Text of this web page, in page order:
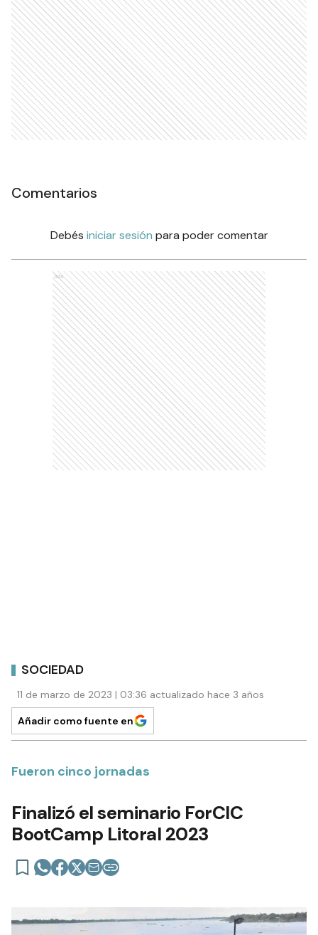
Comentarios
Debés iniciar sesión para poder comentar
Ads
SOCIEDAD
11 de marzo de 2023 | 03:36 actualizado hace 3 años
Añadir como fuente en
Fueron cinco jornadas
Finalizó el seminario ForCIC
BootCamp Litoral 2023